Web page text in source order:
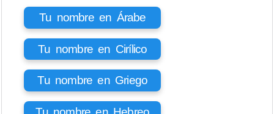
Tu nombre en Árabe
Tu nombre en Cirílico
Tu nombre en Griego